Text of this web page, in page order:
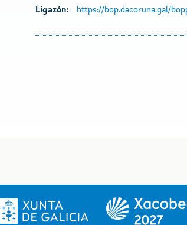
Ligazón:
https://bop.dacoruna.gal/